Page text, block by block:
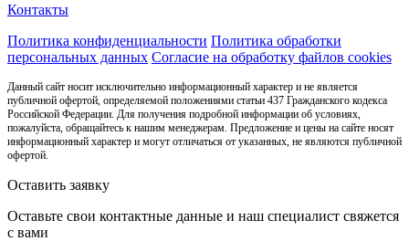
Контакты
Политика конфиденциальности Политика обработки
персональных данных Согласие на обработку файлов cookies
Данный сайт носит исключительно информационный характер и не является
публичной офертой, определяемой положениями статьи 437 Гражданского кодекса
Российской Федерации. Для получения подробной информации об условиях,
пожалуйста, обращайтесь к нашим менеджерам. Предложение и цены на сайте носят
информационный характер и могут отличаться от указанных, не являются публичной
офертой.
Оставить заявку
Оставьте свои контактные данные и наш специалист свяжется
с вами